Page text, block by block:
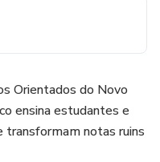
Orientados do Novo
ensina estudantes e
transformam notas ruins